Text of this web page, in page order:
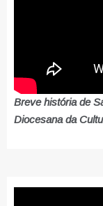
Breve história de
Diocesana da